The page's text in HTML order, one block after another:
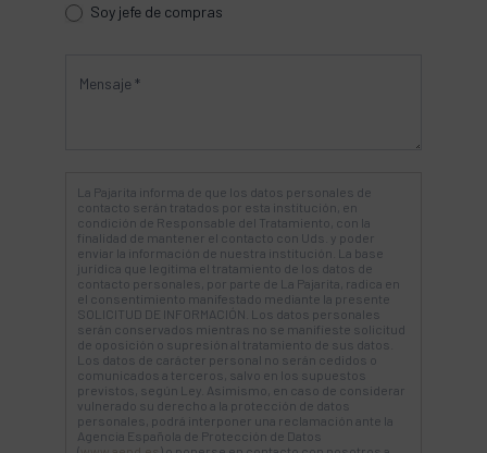
Soy jefe de compras
La Pajarita informa de que los datos personales de
contacto serán tratados por esta institución, en
condición de Responsable del Tratamiento, con la
finalidad de mantener el contacto con Uds. y poder
enviar la información de nuestra institución. La base
jurídica que legitima el tratamiento de los datos de
contacto personales, por parte de La Pajarita, radica en
el consentimiento manifestado mediante la presente
SOLICITUD DE INFORMACIÓN. Los datos personales
serán conservados mientras no se manifieste solicitud
de oposición o supresión al tratamiento de sus datos.
Los datos de carácter personal no serán cedidos o
comunicados a terceros, salvo en los supuestos
previstos, según Ley. Asimismo, en caso de considerar
vulnerado su derecho a la protección de datos
personales, podrá interponer una reclamación ante la
Agencia Española de Protección de Datos